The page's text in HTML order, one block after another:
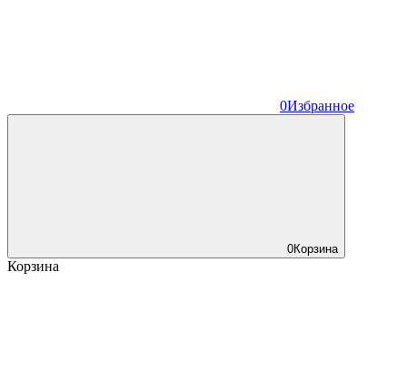
0Избранное
0Корзина
Корзина